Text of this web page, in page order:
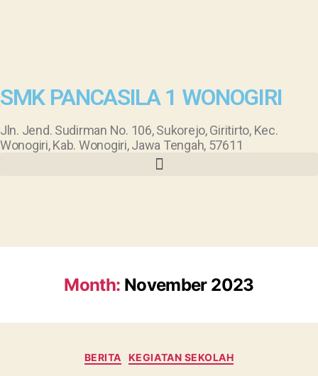
SMK PANCASILA 1 WONOGIRI
Jln. Jend. Sudirman No. 106, Sukorejo, Giritirto, Kec.
Wonogiri, Kab. Wonogiri, Jawa Tengah, 57611
Month: November 2023
BERITA KEGIATAN SEKOLAH